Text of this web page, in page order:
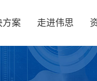
方案 走进伟思